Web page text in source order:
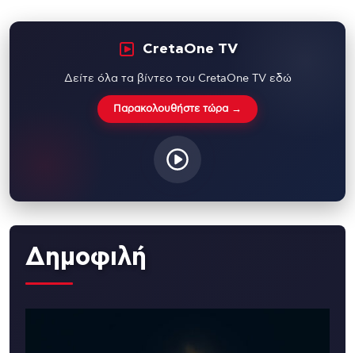
CretaOne TV
Δείτε όλα τα βίντεο του CretaOne TV εδώ
Παρακολουθήστε τώρα →
Δημοφιλή